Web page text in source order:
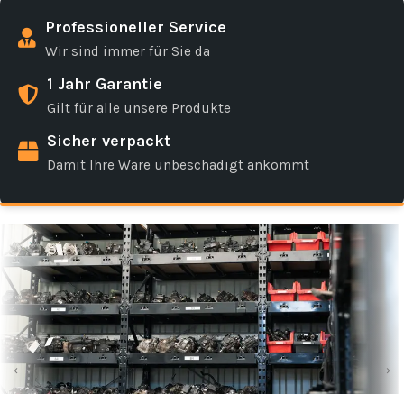
Professioneller Service
Wir sind immer für Sie da
1 Jahr Garantie
Gilt für alle unsere Produkte
Sicher verpackt
Damit Ihre Ware unbeschädigt ankommt
‹ ›